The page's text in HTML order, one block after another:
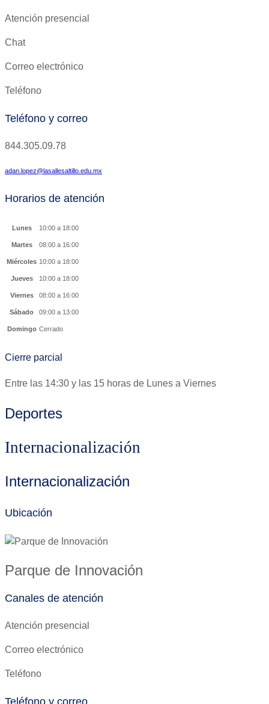
Atención presencial
Chat
Correo electrónico
Teléfono
Teléfono y correo
844.305.09.78
adan.lopez@lasallesaltillo.edu.mx
Horarios de atención
Lunes 10:00 a 18:00
Martes 08:00 a 16:00
Miércoles 10:00 a 18:00
Jueves 10:00 a 18:00
Viernes 08:00 a 16:00
Sábado 09:00 a 13:00
Domingo Cerrado
Cierre parcial
Entre las 14:30 y las 15 horas de Lunes a Viernes
Deportes
Internacionalización
Internacionalización
Ubicación
Parque de Innovación
Canales de atención
Atención presencial
Correo electrónico
Teléfono
Teléfono y correo